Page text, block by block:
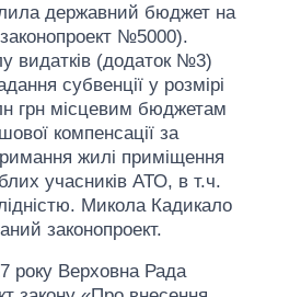
державний бюджет на
№5000).
видатків (додаток №3)
субвенції у розмірі
грн місцевим бюджетам
компенсації за
жилі приміщення
учасників АТО, в т.ч.
Микола Кадикало
законопроект.
року Верховна Рада